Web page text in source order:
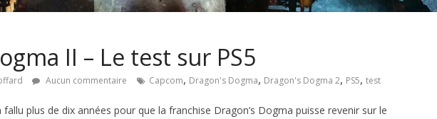
II – Le test sur PS5
Aucun commentaire Capcom, Dragon's Dogma, Dragon's Dogma 2, PS5, test
fallu plus de dix années pour que la franchise Dragon’s Dogma puisse revenir sur le